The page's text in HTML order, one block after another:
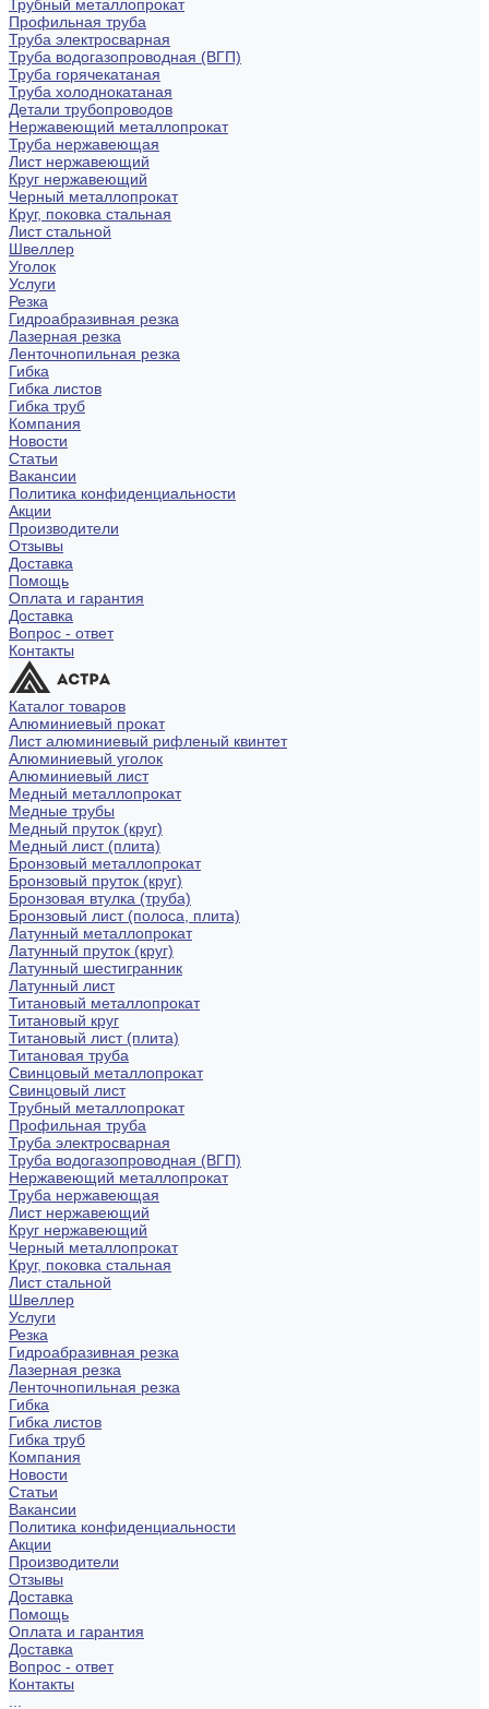
Трубный металлопрокат
Профильная труба
Труба электросварная
Труба водогазопроводная (ВГП)
Труба горячекатаная
Труба холоднокатаная
Детали трубопроводов
Нержавеющий металлопрокат
Труба нержавеющая
Лист нержавеющий
Круг нержавеющий
Черный металлопрокат
Круг, поковка стальная
Лист стальной
Швеллер
Уголок
Услуги
Резка
Гидроабразивная резка
Лазерная резка
Ленточнопильная резка
Гибка
Гибка листов
Гибка труб
Компания
Новости
Статьи
Вакансии
Политика конфиденциальности
Акции
Производители
Отзывы
Доставка
Помощь
Оплата и гарантия
Доставка
Вопрос - ответ
Контакты
Каталог товаров
Алюминиевый прокат
Лист алюминиевый рифленый квинтет
Алюминиевый уголок
Алюминиевый лист
Медный металлопрокат
Медные трубы
Медный пруток (круг)
Медный лист (плита)
Бронзовый металлопрокат
Бронзовый пруток (круг)
Бронзовая втулка (труба)
Бронзовый лист (полоса, плита)
Латунный металлопрокат
Латунный пруток (круг)
Латунный шестигранник
Латунный лист
Титановый металлопрокат
Титановый круг
Титановый лист (плита)
Титановая труба
Свинцовый металлопрокат
Свинцовый лист
Трубный металлопрокат
Профильная труба
Труба электросварная
Труба водогазопроводная (ВГП)
Нержавеющий металлопрокат
Труба нержавеющая
Лист нержавеющий
Круг нержавеющий
Черный металлопрокат
Круг, поковка стальная
Лист стальной
Швеллер
Услуги
Резка
Гидроабразивная резка
Лазерная резка
Ленточнопильная резка
Гибка
Гибка листов
Гибка труб
Компания
Новости
Статьи
Вакансии
Политика конфиденциальности
Акции
Производители
Отзывы
Доставка
Помощь
Оплата и гарантия
Доставка
Вопрос - ответ
Контакты